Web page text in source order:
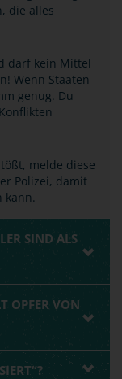
die alles
darf kein Mittel
Wenn Staaten
genug. Du
melde diese
Polizei, damit
kann.
SIND ALS
OPFER VON